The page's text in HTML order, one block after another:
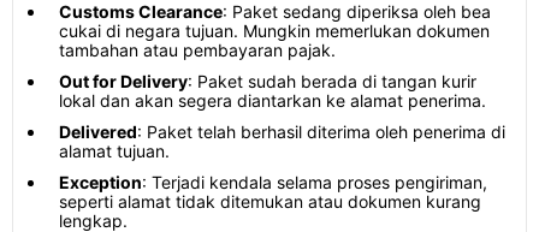
Customs Clearance: Paket sedang diperiksa oleh bea
cukai di negara tujuan. Mungkin memerlukan dokumen
tambahan atau pembayaran pajak.
Out for Delivery: Paket sudah berada di tangan kurir
lokal dan akan segera diantarkan ke alamat penerima.
Delivered: Paket telah berhasil diterima oleh penerima di
alamat tujuan.
Exception: Terjadi kendala selama proses pengiriman,
seperti alamat tidak ditemukan atau dokumen kurang
lengkap.